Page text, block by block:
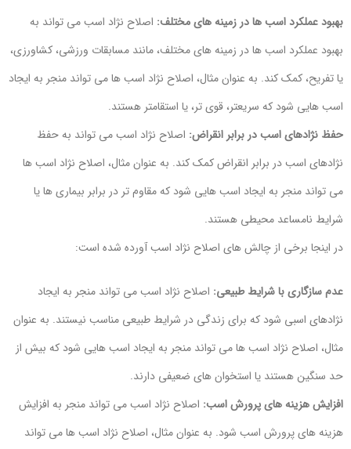
بهبود عملکرد اسب ها در زمینه های مختلف: اصلاح نژاد اسب می تواند به
بهبود عملکرد اسب ها در زمینه های مختلف، مانند مسابقات ورزشی، کشاورزی،
یا تفریح، کمک کند. به عنوان مثال، اصلاح نژاد اسب ها می تواند منجر به ایجاد
اسب هایی شود که سریعتر، قوی تر، یا استقامتر هستند.
حفظ نژادهای اسب در برابر انقراض: اصلاح نژاد اسب می تواند به حفظ
نژادهای اسب در برابر انقراض کمک کند. به عنوان مثال، اصلاح نژاد اسب ها
می تواند منجر به ایجاد اسب هایی شود که مقاوم تر در برابر بیماری ها یا
شرایط نامساعد محیطی هستند.
در اینجا برخی از چالش های اصلاح نژاد اسب آورده شده است:
عدم سازگاری با شرایط طبیعی: اصلاح نژاد اسب می تواند منجر به ایجاد
نژادهای اسبی شود که برای زندگی در شرایط طبیعی مناسب نیستند. به عنوان
مثال، اصلاح نژاد اسب ها می تواند منجر به ایجاد اسب هایی شود که بیش از
حد سنگین هستند یا استخوان های ضعیفی دارند.
افزایش هزینه های پرورش اسب: اصلاح نژاد اسب می تواند منجر به افزایش
هزینه های پرورش اسب شود. به عنوان مثال، اصلاح نژاد اسب ها می تواند